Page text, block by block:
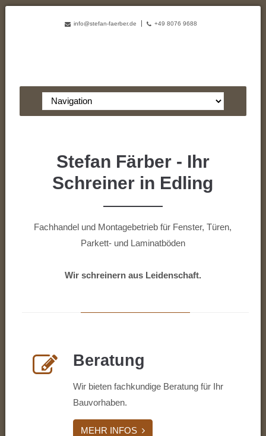
info@stefan-faerber.de +49 8076 9688
Stefan Färber - Ihr
Schreiner in Edling
Fachhandel und Montagebetrieb für Fenster, Türen,
Parkett- und Laminatböden
Wir schreinern aus Leidenschaft.
Beratung
Wir bieten fachkundige Beratung für Ihr
Bauvorhaben.
MEHR INFOS